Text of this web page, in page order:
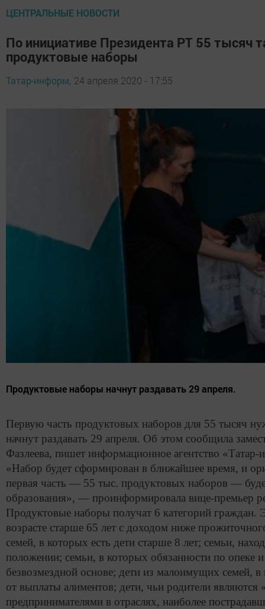
ЦЕНТРАЛЬНЫЕ НОВОСТИ
По инициативе Президента РТ 55 тысяч
продуктовые наборы
Татар-информ, 24 апреля 2020 - 17:55
Продуктовые наборы начнут раздавать 29 апреля.
Первую часть продуктовых наборов для 55 тысяч
начнут раздавать 29 апреля. Об этом сообщила
Фазлеева, пишет информационное агентство
«Набор будет сформирован в ближайшее время, и
первая часть — 55 тыс. продуктовых наборов —
образования», — проинформировала вице-премьер
Продуктовые наборы получат 6 категорий
возрасте старше 65 лет с доходом ниже
семей, в которых есть дети старше 8 лет; семьи,
положении; семьи, в которых обязанности по опеке
безвозмездной основе; дети из малоимущих семей,
от выплаты алиментов; дети, чьи родители
предпринимателями в отраслях, наиболее